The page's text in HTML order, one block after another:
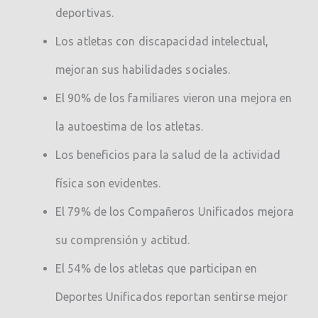
deportivas.
Los atletas con discapacidad intelectual,
mejoran sus habilidades sociales.
El 90% de los familiares vieron una mejora en
la autoestima de los atletas.
Los beneficios para la salud de la actividad
física son evidentes.
El 79% de los Compañeros Unificados mejora
su comprensión y actitud.
El 54% de los atletas que participan en
Deportes Unificados reportan sentirse mejor